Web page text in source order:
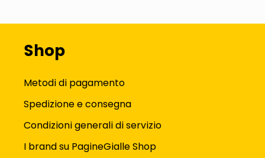
Shop
Metodi di pagamento
Spedizione e consegna
Condizioni generali di servizio
I brand su PagineGialle Shop